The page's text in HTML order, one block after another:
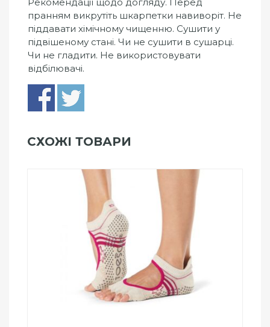
пранням викрутіть шкарпетки навиворіт. Не
піддавати хімічному чищенню. Сушити у
підвішеному стані. Чи не сушити в сушарці.
Чи не гладити. Не використовувати
відбілювачі.
СХОЖІ ТОВАРИ
ПРИДБАТИ
Add to Wishlist